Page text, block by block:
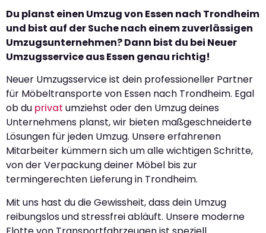
Du planst einen Umzug von Essen nach Trondheim
und bist auf der Suche nach einem zuverlässigen
Umzugsunternehmen? Dann bist du bei Neuer
Umzugsservice aus Essen genau richtig!
Neuer Umzugsservice ist dein professioneller Partner
für Möbeltransporte von Essen nach Trondheim. Egal
ob du privat umziehst oder den Umzug deines
Unternehmens planst, wir bieten maßgeschneiderte
Lösungen für jeden Umzug. Unsere erfahrenen
Mitarbeiter kümmern sich um alle wichtigen Schritte,
von der Verpackung deiner Möbel bis zur
termingerechten Lieferung in Trondheim.
Mit uns hast du die Gewissheit, dass dein Umzug
reibungslos und stressfrei abläuft. Unsere moderne